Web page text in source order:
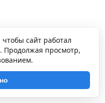
Р ДСП + Экран Э4
сайт работал
Продолжая просмотр,